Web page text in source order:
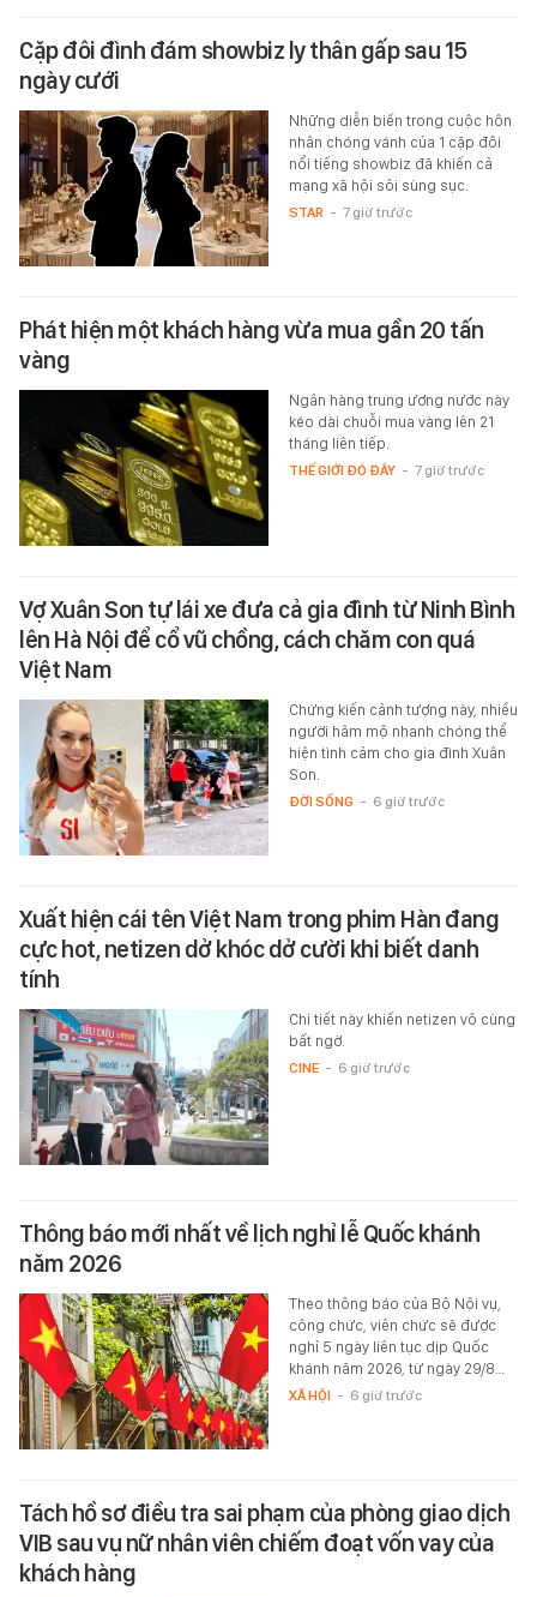
Cặp đôi đình đám showbiz ly thân gấp sau 15
ngày cưới
Những diễn biến trong cuộc hôn
nhân chóng vánh của 1 cặp đôi
nổi tiếng showbiz đã khiến cả
mạng xã hội sôi sùng sục.
STAR - 7 giờ trước
Phát hiện một khách hàng vừa mua gần 20 tấn
vàng
Ngân hàng trung ương nước này
kéo dài chuỗi mua vàng lên 21
tháng liên tiếp.
THẾ GIỚI ĐÓ ĐÂY - 7 giờ trước
Vợ Xuân Son tự lái xe đưa cả gia đình từ Ninh Bình
lên Hà Nội để cổ vũ chồng, cách chăm con quá
Việt Nam
Chứng kiến cảnh tượng này, nhiều
người hâm mộ nhanh chóng thể
hiện tình cảm cho gia đình Xuân
Son.
ĐỜI SỐNG - 6 giờ trước
Xuất hiện cái tên Việt Nam trong phim Hàn đang
cực hot, netizen dở khóc dở cười khi biết danh
tính
Chi tiết này khiến netizen vô cùng
bất ngờ.
CINE - 6 giờ trước
Thông báo mới nhất về lịch nghỉ lễ Quốc khánh
năm 2026
Theo thông báo của Bộ Nội vụ,
công chức, viên chức sẽ được
nghỉ 5 ngày liên tục dịp Quốc
khánh năm 2026, từ ngày 29/8…
XÃ HỘI - 6 giờ trước
Tách hồ sơ điều tra sai phạm của phòng giao dịch
VIB sau vụ nữ nhân viên chiếm đoạt vốn vay của
khách hàng